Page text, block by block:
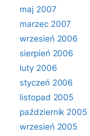
maj 2007
marzec 2007
wrzesień 2006
sierpień 2006
luty 2006
styczeń 2006
listopad 2005
październik 2005
wrzesień 2005